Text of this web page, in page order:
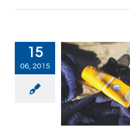
15
06, 2015